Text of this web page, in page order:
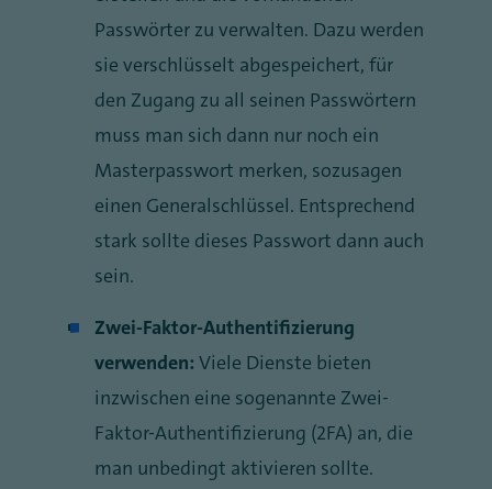
Passwörter zu verwalten. Dazu werden
sie verschlüsselt abgespeichert, für
den Zugang zu all seinen Passwörtern
muss man sich dann nur noch ein
Masterpasswort merken, sozusagen
einen Generalschlüssel. Entsprechend
stark sollte dieses Passwort dann auch
sein.
Zwei-Faktor-Authentifizierung
verwenden: Viele Dienste bieten
inzwischen eine sogenannte Zwei-
Faktor-Authentifizierung (2FA) an, die
man unbedingt aktivieren sollte.